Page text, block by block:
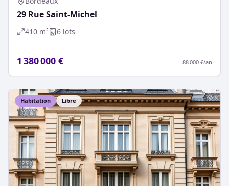
29 Rue Saint-Michel
410 m² 6 lots
1 380 000 € 88 000 €/an
Habitation Libre